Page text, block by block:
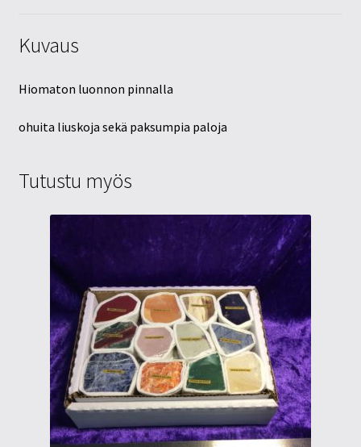
Kuvaus
Hiomaton luonnon pinnalla
ohuita liuskoja sekä paksumpia paloja
Tutustu myös